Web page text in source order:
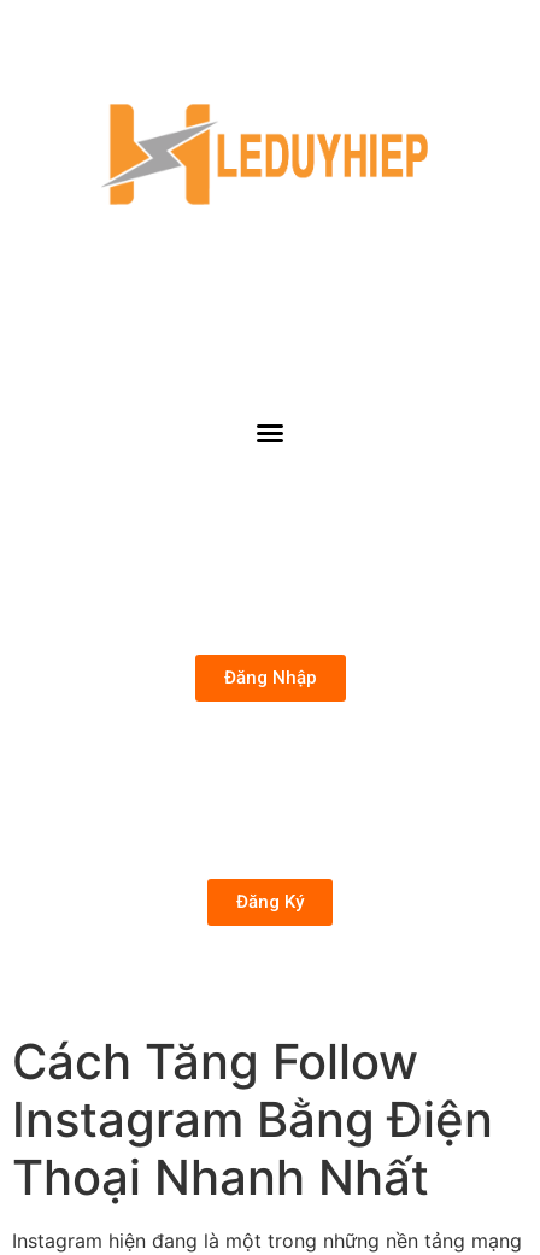
Đăng Nhập
Đăng Ký
Cách Tăng Follow
Instagram Bằng Điện
Thoại Nhanh Nhất
Instagram hiện đang là một trong những nền tảng mạng